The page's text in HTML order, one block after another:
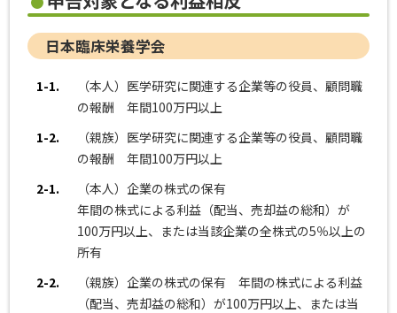
日本臨床栄養学会
1-1.
（本人）医学研究に関連する企業等の役員、顧問職
の報酬 年間100万円以上
1-2.
（親族）医学研究に関連する企業等の役員、顧問職
の報酬 年間100万円以上
2-1.
（本人）企業の株式の保有
年間の株式による利益（配当、売却益の総和）が
100万円以上、または当該企業の全株式の5％以上の
所有
2-2.
（親族）企業の株式の保有 年間の株式による利益
（配当、売却益の総和）が100万円以上、または当